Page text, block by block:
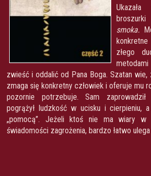
broszurki
smoka.
złego
zwieść i oddalić od Pana Boga. Szatan
zmaga się konkretny człowiek i oferuje mu
pozornie potrzebuje. Sam
pogrążył ludzkość w ucisku i cierpieniu,
„pomocą”. Jeżeli ktoś nie ma wiary w
świadomości zagrożenia, bardzo łatwo